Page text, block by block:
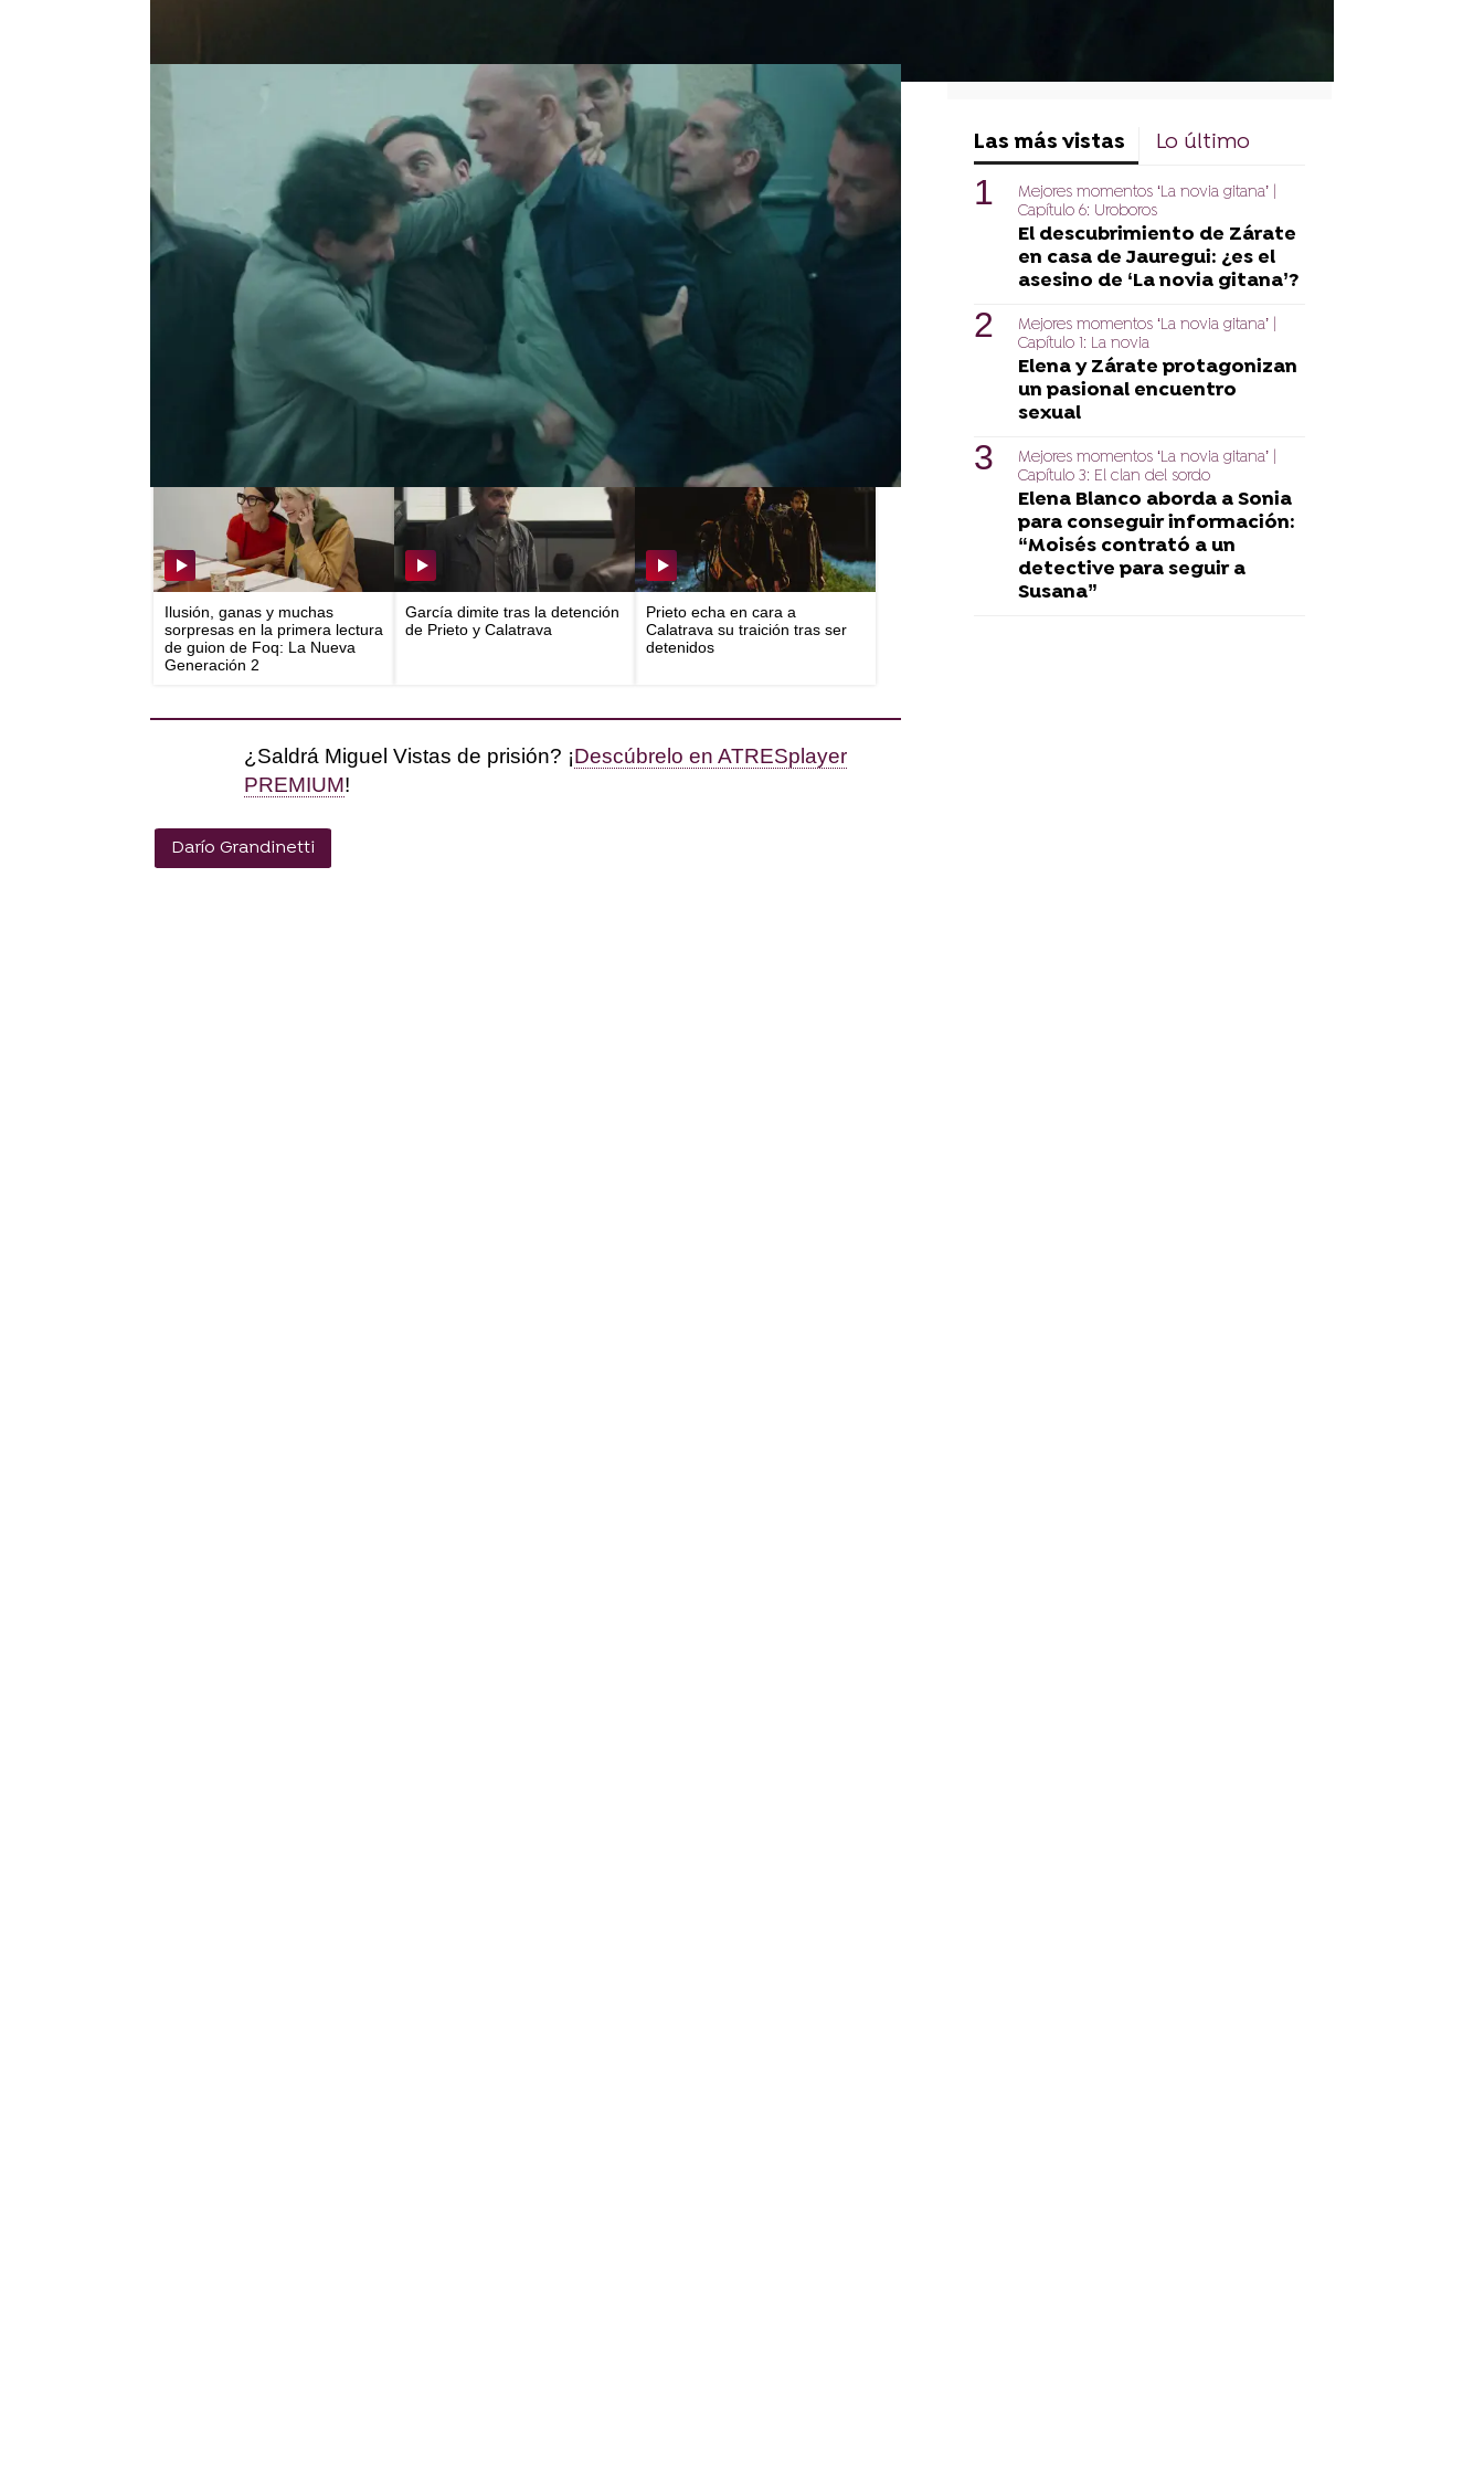
Una vez recuperado, Miguel Vistas vuelve a su celda junto a
Caracas, que no entiende que está ocurriendo y no duda en
preguntarle: “Están diciendo por ahí que tú no mataste a esa gitana,
¿eso es verdad?”.
"Mi arma es el
miedo, es el arma
más potente"
“Yo nunca maté a nadie a nadie, Caracas,
en mi vida”, confiesa Vistas antes de
explicarle que mintió para protegerse.
“Necesitaba algo con que defenderme.
Acá si no te defendés te comen”, añade.
Más Noticias
Ilusión, ganas y muchas
sorpresas en la primera lectura
de guion de Foq: La Nueva
Generación 2
García dimite tras la detención
de Prieto y Calatrava
Prieto echa en cara a
Calatrava su traición tras ser
detenidos
¿Saldrá Miguel Vistas de prisión? ¡Descúbrelo en ATRESplayer
PREMIUM!
Darío Grandinetti
Las más vistas Lo último
Mejores momentos ‘La novia gitana’ |
Capítulo 6: Uroboros
El descubrimiento de Zárate
en casa de Jauregui: ¿es el
asesino de ‘La novia gitana’?
Mejores momentos ‘La novia gitana’ |
Capítulo 1: La novia
Elena y Zárate protagonizan
un pasional encuentro
sexual
Mejores momentos ‘La novia gitana’ |
Capítulo 3: El clan del sordo
Elena Blanco aborda a Sonia
para conseguir información:
“Moisés contrató a un
detective para seguir a
Susana”